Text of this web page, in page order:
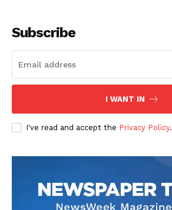
Subscribe
I WANT IN
I've read and accept the Privacy Policy.